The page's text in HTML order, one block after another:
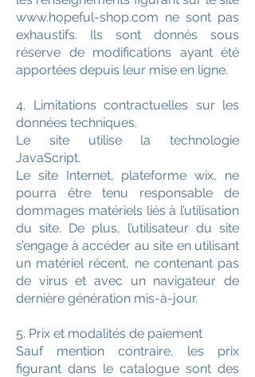
www.hopeful-shop.com ne sont pas
exhaustifs. Ils sont donnés sous
réserve de modifications ayant été
apportées depuis leur mise en ligne.
4. Limitations contractuelles sur les
données techniques.
Le site utilise la technologie
JavaScript.
Le site Internet, plateforme wix, ne
pourra être tenu responsable de
dommages matériels liés à l’utilisation
du site. De plus, l’utilisateur du site
s’engage à accéder au site en utilisant
un matériel récent, ne contenant pas
de virus et avec un navigateur de
dernière génération mis-à-jour.
5. Prix et modalités de paiement
Sauf mention contraire, les prix
figurant dans le catalogue sont des